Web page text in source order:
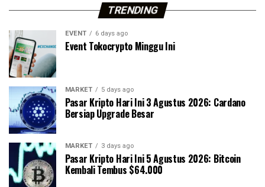
TRENDING
EVENT 6 days ago
Event Tokocrypto Minggu Ini
MARKET 5 days ago
Pasar Kripto Hari Ini 3 Agustus 2026: Cardano
Bersiap Upgrade Besar
MARKET 3 days ago
Pasar Kripto Hari Ini 5 Agustus 2026: Bitcoin
Kembali Tembus $64.000